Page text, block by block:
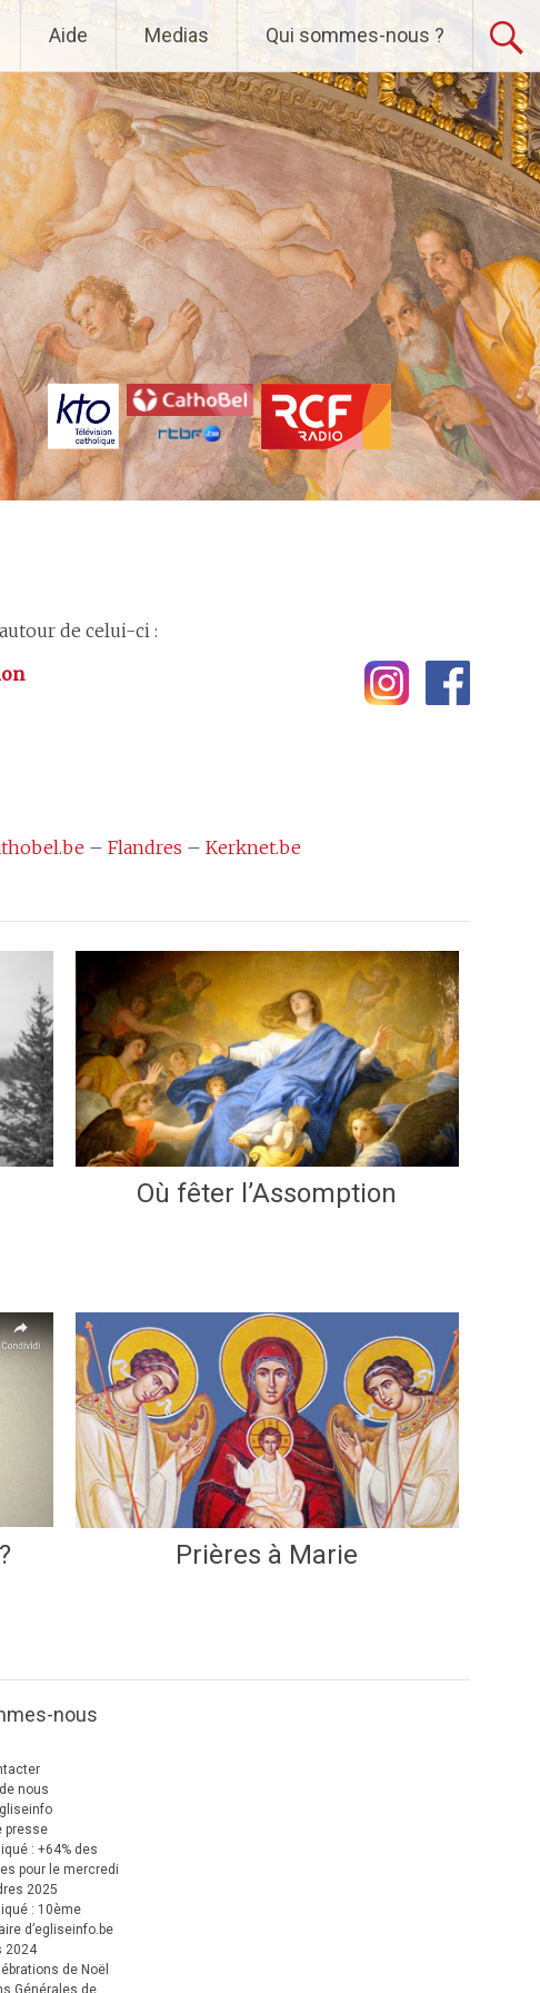
Aide Medias Qui sommes-nous ?
de celui-ci :
– Flandres – Kerknet.be
Où fêter l’Assomption
Prières à Marie
nous
nous
presse
: +64% des
pour le mercredi
2025
: 10ème
d’egliseinfo.be
2024
de Noël
Générales de